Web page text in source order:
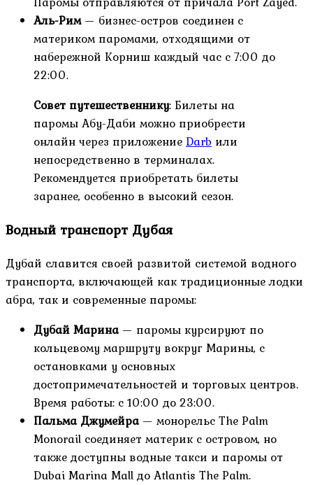
Аль-Рим— бизнес-остров соединен с
материком паромами, отходящими от
набережной Корниш каждый час с 7:00 до
22:00.
Совет путешественнику: Билеты на
паромы Абу-Даби можно приобрести
онлайн через приложениеDarb или
непосредственно в терминалах.
Рекомендуется приобретать билеты
заранее, особенно в высокий сезон.
Водный транспорт Дубая
Дубай славится своей развитой системой водного
транспорта, включающей как традиционные лодки
абра, так и современные паромы:
Дубай Марина— паромы курсируют по
кольцевому маршруту вокруг Марины, с
остановками у основных
достопримечательностей и торговых центров.
Время работы: с 10:00 до 23:00.
Пальма Джумейра— монорельс The Palm
Monorail соединяет материк с островом, но
также доступны водные такси и паромы от
Dubai Marina Mall до Atlantis The Palm.